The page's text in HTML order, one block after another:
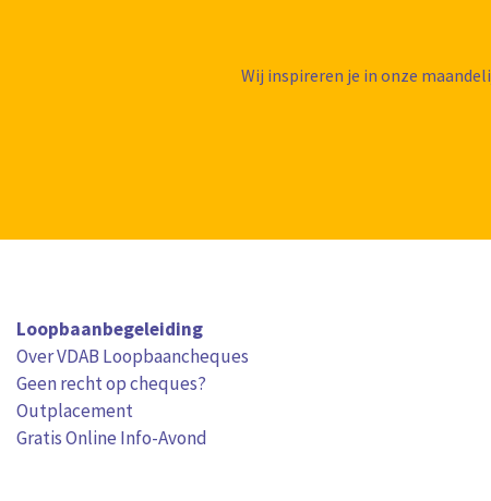
Wij inspireren je in onze
Loopbaanbegeleiding
Over VDAB Loopbaancheques
Geen recht op cheques?
Outplacement
Gratis Online Info-Avond